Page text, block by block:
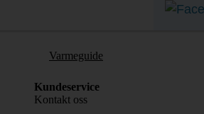
Varmeguide
Kundeservice
Kontakt oss